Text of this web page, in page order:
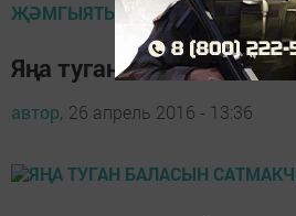
ҖӘМГЫЯТЬ
Яңа туган баласын
автор, 26 апрель 2016 - 13:36